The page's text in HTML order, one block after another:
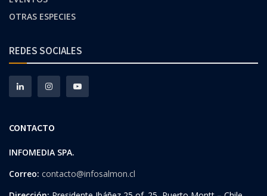
OTRAS ESPECIES
REDES SOCIALES
CONTACTO
INFOMEDIA SPA.
Correo: contacto@infosalmon.cl